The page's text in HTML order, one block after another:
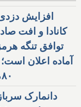
افزایش
کانادا و افت
توافق تنگه
آماده اعلان
۸۰% پدافند آمریکا صرف ایران شده